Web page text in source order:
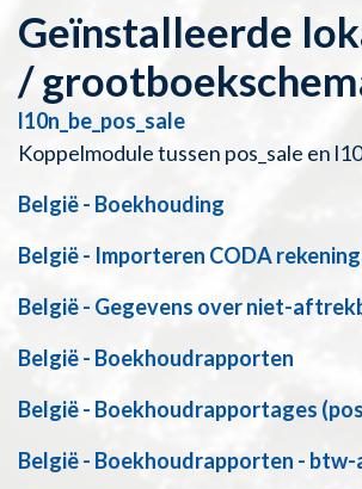
Geïnstalleerde
/
l10n_be_pos_sale
Koppelmodule tussen pos_sale en
België - Boekhouding
België - Importeren CODA
België - Gegevens over niet-
België - Boekhoudrapporten
België - Boekhoudrapportages
België - Boekhoudrapporten -